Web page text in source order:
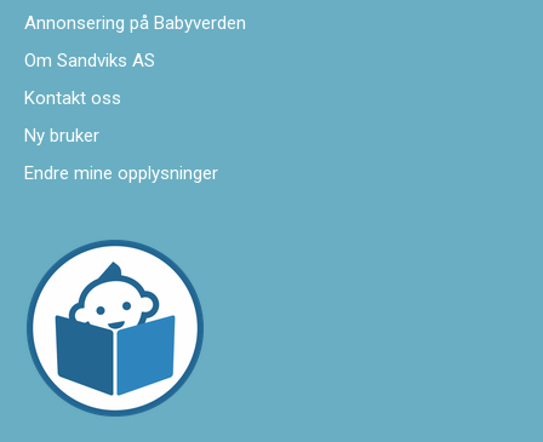
Annonsering på Babyverden
Om Sandviks AS
Kontakt oss
Ny bruker
Endre mine opplysninger